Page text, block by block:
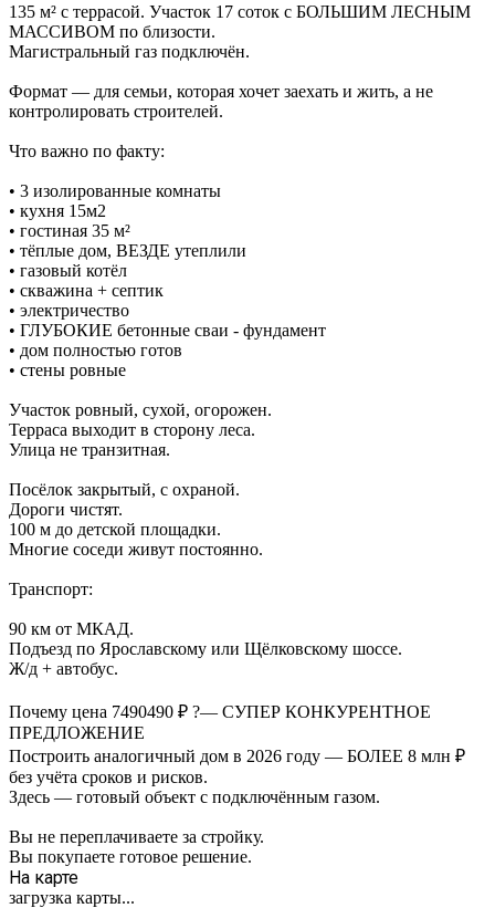
135 м² с террасой. Участок 17 соток с БОЛЬШИМ ЛЕСНЫМ
МАССИВОМ по близости.
Магистральный газ подключён.
Формат — для семьи, которая хочет заехать и жить, а не
контролировать строителей.
Что важно по факту:
• 3 изолированные комнаты
• кухня 15м2
• гостиная 35 м²
• тёплые дом, ВЕЗДЕ утеплили
• газовый котёл
• скважина + септик
• электричество
• ГЛУБОКИЕ бетонные сваи - фундамент
• дом полностью готов
• стены ровные
Участок ровный, сухой, огорожен.
Терраса выходит в сторону леса.
Улица не транзитная.
Посёлок закрытый, с охраной.
Дороги чистят.
100 м до детской площадки.
Многие соседи живут постоянно.
Транспорт:
90 км от МКАД.
Подъезд по Ярославскому или Щёлковскому шоссе.
Ж/д + автобус.
Почему цена 7490490 ₽ ?— СУПЕР КОНКУРЕНТНОЕ
ПРЕДЛОЖЕНИЕ
Построить аналогичный дом в 2026 году — БОЛЕЕ 8 млн ₽
без учёта сроков и рисков.
Здесь — готовый объект с подключённым газом.
Вы не переплачиваете за стройку.
Вы покупаете готовое решение.
На карте
загрузка карты...